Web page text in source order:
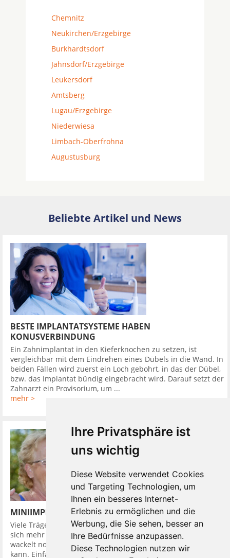
Ihre Privatsphäre ist
uns wichtig
Diese Website verwendet Cookies
und Targeting Technologien, um
Ihnen ein besseres Internet-
Erlebnis zu ermöglichen und die
Werbung, die Sie sehen, besser an
Ihre Bedürfnisse anzupassen.
Diese Technologien nutzen wir
Chemnitz
Neukirchen/Erzgebirge
Burkhardtsdorf
Jahnsdorf/Erzgebirge
Leukersdorf
Amtsberg
Lugau/Erzgebirge
Niederwiesa
Limbach-Oberfrohna
Augustusburg
Beliebte Artikel und News
BESTE IMPLANTATSYSTEME HABEN
KONUSVERBINDUNG
Ein Zahnimplantat in den Kieferknochen zu setzen, ist
vergleichbar mit dem Eindrehen eines Dübels in die Wand. In
beiden Fällen wird zuerst ein Loch gebohrt, in das der Dübel,
bzw. das Implantat bündig eingebracht wird. Darauf setzt der
Zahnarzt ein Provisorium, um ...
mehr >
MINIIMPLANTATE UND DIE PROTHESE SITZT
Viele Träger von herausnehmbaren Zahnprothesen wünschen
sich mehr Halt. Einen komfortablen Zahnersatz, der weder
wackelt noch drückt. Einen mit dem man wieder alles essen
kann. Einfach so wie früher, als man sich fragte: Worauf habe